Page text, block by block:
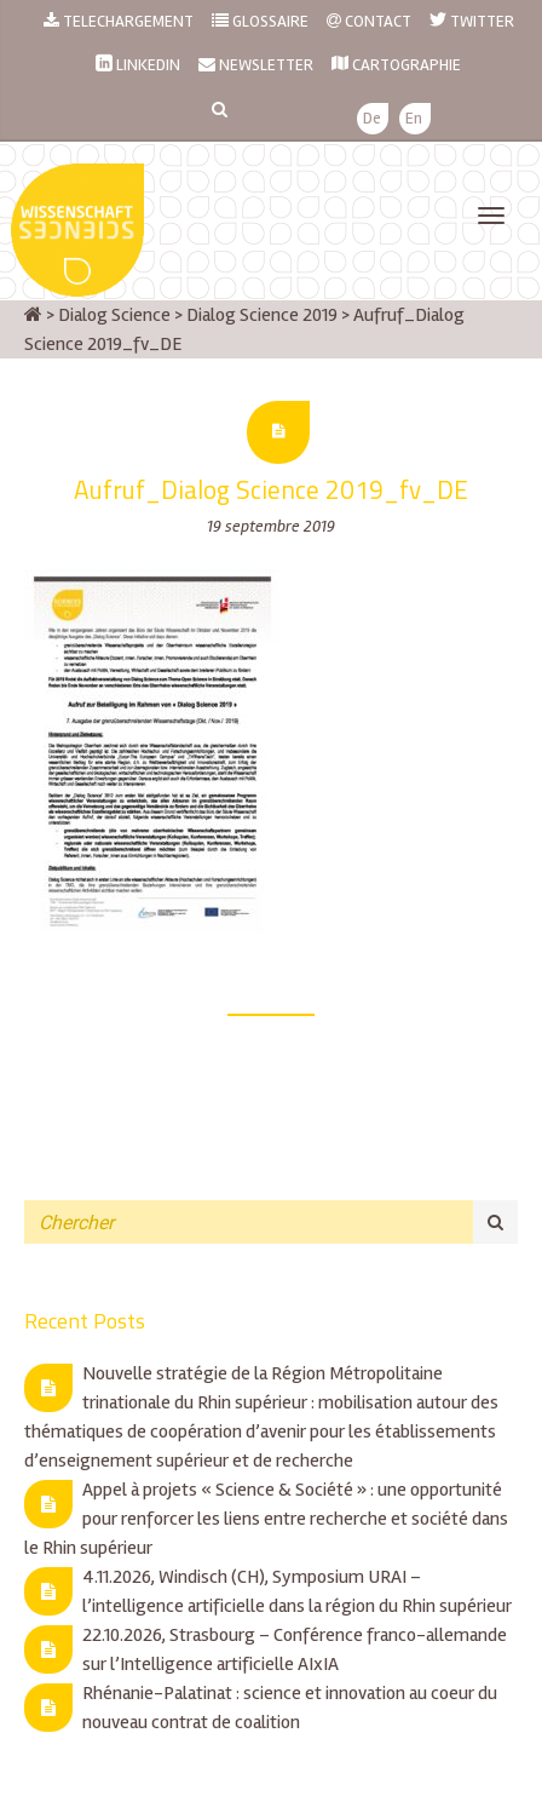
TELECHARGEMENT GLOSSAIRE CONTACT TWITTER
LINKEDIN NEWSLETTER CARTOGRAPHIE
De En
> Dialog Science > Dialog Science 2019 >Aufruf_Dialog
Science 2019_fv_DE
Aufruf_Dialog Science 2019_fv_DE
19 septembre 2019
Recent Posts
Nouvelle stratégie de la Région Métropolitaine
trinationale du Rhin supérieur : mobilisation autour des
thématiques de coopération d’avenir pour les établissements
d’enseignement supérieur et de recherche
Appel à projets « Science & Société » : une opportunité
pour renforcer les liens entre recherche et société dans
le Rhin supérieur
4.11.2026, Windisch (CH), Symposium URAI –
l’intelligence artificielle dans la région du Rhin supérieur
22.10.2026, Strasbourg – Conférence franco-allemande
sur l’Intelligence artificielle AIxIA
Rhénanie-Palatinat : science et innovation au coeur du
nouveau contrat de coalition